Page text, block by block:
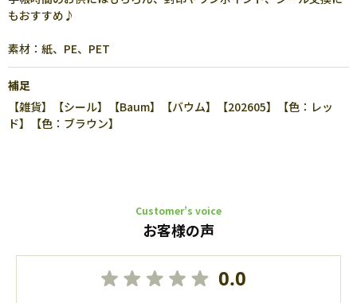
もおすすめ♪
素材：紙、PE、PET
補足
【雑貨】【シール】【Baum】【バウム】【202605】【色：レッ
ド】【色：ブラウン】
Customer’s voice
お客様の声
0.0